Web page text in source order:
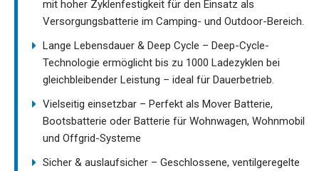
mit hoher Zyklenfestigkeit für den Einsatz als
Versorgungsbatterie im Camping- und Outdoor-Bereich.
Lange Lebensdauer & Deep Cycle – Deep-Cycle-
Technologie ermöglicht bis zu 1000 Ladezyklen bei
gleichbleibender Leistung – ideal für Dauerbetrieb.
Vielseitig einsetzbar – Perfekt als Mover Batterie,
Bootsbatterie oder Batterie für Wohnwagen, Wohnmobil
und Offgrid-Systeme
Sicher & auslaufsicher – Geschlossene, ventilgeregelte